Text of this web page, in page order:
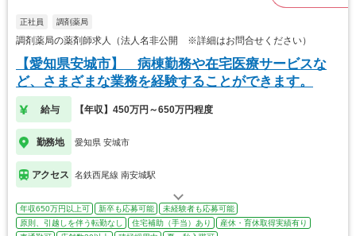
正社員 調剤薬局
調剤薬局の薬剤師求人（法人名非公開 ※詳細はお問合せください）
【愛知県安城市】 病棟勤務や在宅医療サービスな
ど、さまざまな業務を経験することができます。
給与 【年収】450万円～650万円程度
勤務地 愛知県 安城市
アクセス 名鉄西尾線 南安城駅
年収650万円以上可 新卒も応募可能
未経験者も応募可能
原則、引越しを伴う転勤なし
住宅補助（手当）あり
産休・育休取得実績有り